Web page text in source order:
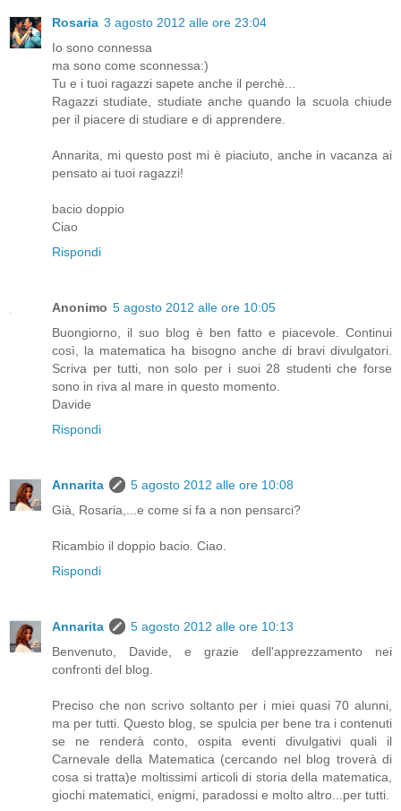
Rosaria 3 agosto 2012 alle ore 23:04
Io sono connessa
ma sono come sconnessa:)
Tu e i tuoi ragazzi sapete anche il perchè...
Ragazzi studiate, studiate anche quando la scuola chiude
per il piacere di studiare e di apprendere.
Annarita, mi questo post mi è piaciuto, anche in vacanza ai
pensato ai tuoi ragazzi!
bacio doppio
Ciao
Rispondi
Anonimo 5 agosto 2012 alle ore 10:05
Buongiorno, il suo blog è ben fatto e piacevole. Continui
così, la matematica ha bisogno anche di bravi divulgatori.
Scriva per tutti, non solo per i suoi 28 studenti che forse
sono in riva al mare in questo momento.
Davide
Rispondi
Annarita
5 agosto 2012 alle ore 10:08
Già, Rosaria,...e come si fa a non pensarci?
Ricambio il doppio bacio. Ciao.
Rispondi
Annarita
5 agosto 2012 alle ore 10:13
Benvenuto, Davide, e grazie dell'apprezzamento nei
confronti del blog.
Preciso che non scrivo soltanto per i miei quasi 70 alunni,
ma per tutti. Questo blog, se spulcia per bene tra i contenuti
se ne renderà conto, ospita eventi divulgativi quali il
Carnevale della Matematica (cercando nel blog troverà di
cosa si tratta)e moltissimi articoli di storia della matematica,
giochi matematici, enigmi, paradossi e molto altro...per tutti.